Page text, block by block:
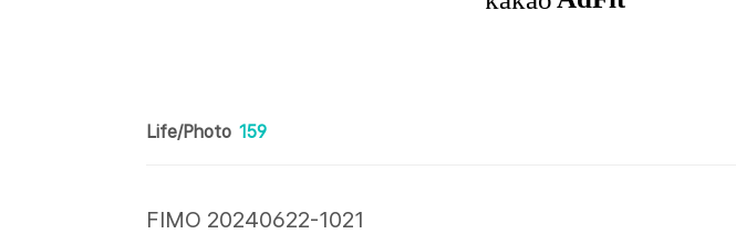
Life/Photo 159
FIMO 20240622-1021